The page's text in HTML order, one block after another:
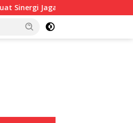
Amohalo